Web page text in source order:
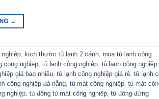
→
nghiệp, kích thước tủ lạnh 2 cánh, mua tủ lạnh công
cong nghiep, tủ lạnh công nghiệp, tủ lạnh công nghiệp
giá bao nhiêu, tủ lạnh công nghiệp giá rẻ, tủ lạnh
công nghiệp đà nẵng, tủ mát công nghiệp, tủ mát
nghiệp, tủ đông tủ mát công nghiệp, tủ đông đứng